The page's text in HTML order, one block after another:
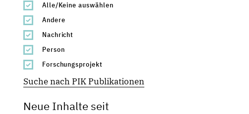
Alle/Keine auswählen
Andere
Nachricht
Person
Forschungsprojekt
Suche nach PIK Publikationen
Neue Inhalte seit